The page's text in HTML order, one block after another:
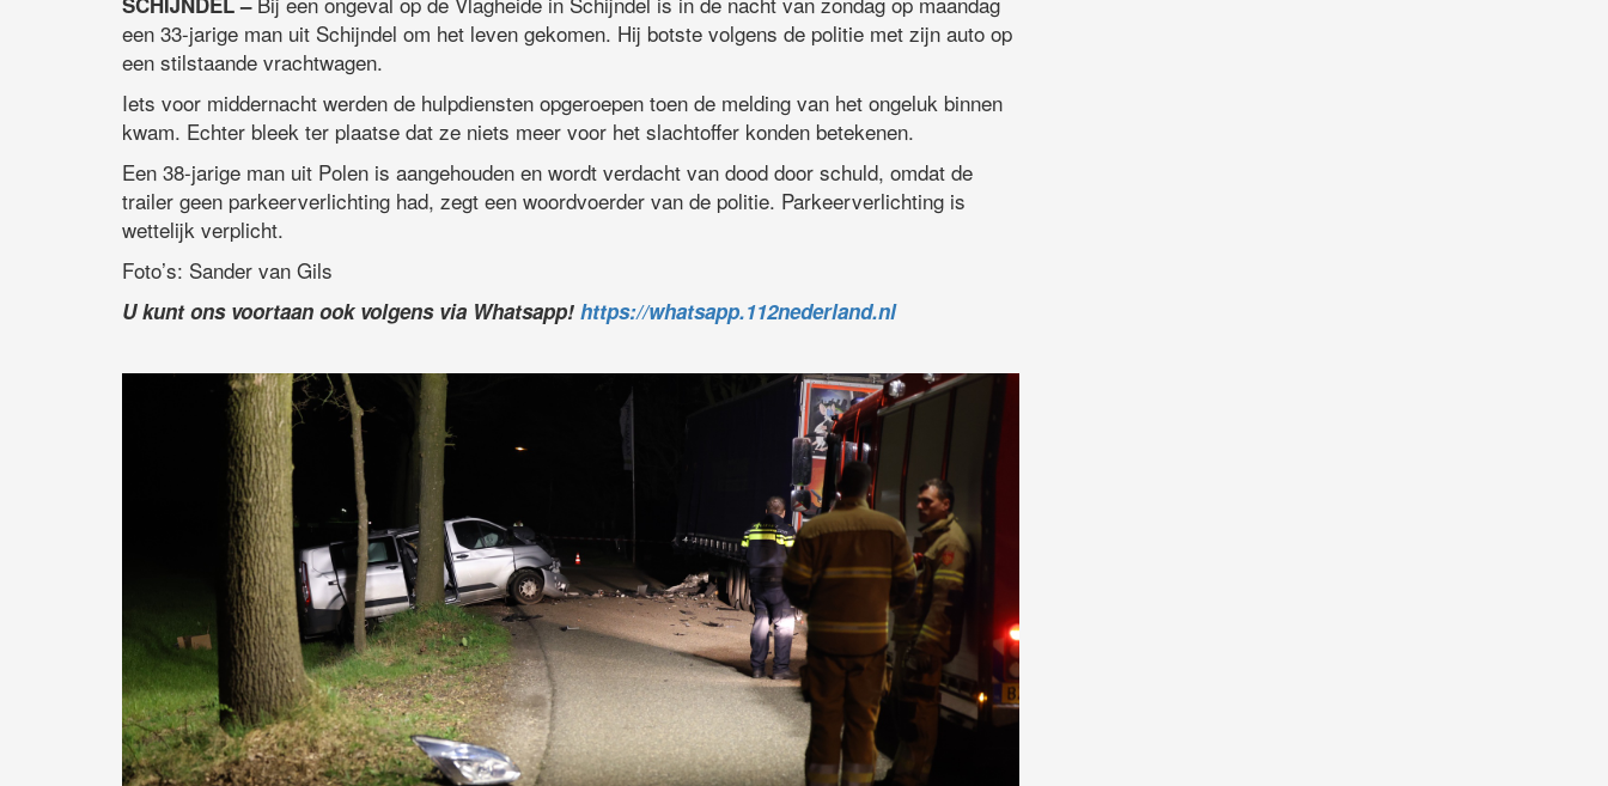
een 33-jarige man uit Schijndel om het leven gekomen. Hij botste volgens de politie met zijn auto op
een stilstaande vrachtwagen.
Iets voor middernacht werden de hulpdiensten opgeroepen toen de melding van het ongeluk binnen
kwam. Echter bleek ter plaatse dat ze niets meer voor het slachtoffer konden betekenen.
Een 38-jarige man uit Polen is aangehouden en wordt verdacht van dood door schuld, omdat de
trailer geen parkeerverlichting had, zegt een woordvoerder van de politie. Parkeerverlichting is
wettelijk verplicht.
Foto’s: Sander van Gils
U kunt ons voortaan ook volgens via Whatsapp! https://whatsapp.112nederland.nl